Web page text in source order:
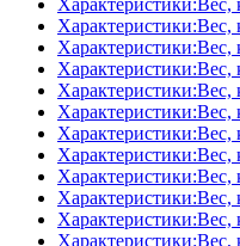
Характеристики:Вес,
Характеристики:Вес,
Характеристики:Вес,
Характеристики:Вес,
Характеристики:Вес,
Характеристики:Вес,
Характеристики:Вес,
Характеристики:Вес,
Характеристики:Вес,
Характеристики:Вес,
Характеристики:Вес,
Характеристики:Вес,